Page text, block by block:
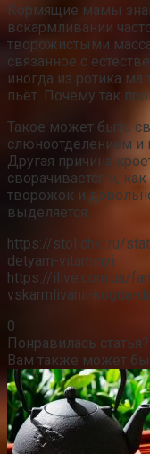
Кормящие мамы
вскармливании
творожистыми
связанное с
иногда из ротика
пьёт. Почему так
Такое может быть
слюноотделением и
Другая причина
сворачивается и,
творожок и
выделяется.
https://stolichki.ru/
detyam-vitaminyi
https://ilive.com.ua/
vskarmlivanii-kogda-
0
Понравилась
Вам также может